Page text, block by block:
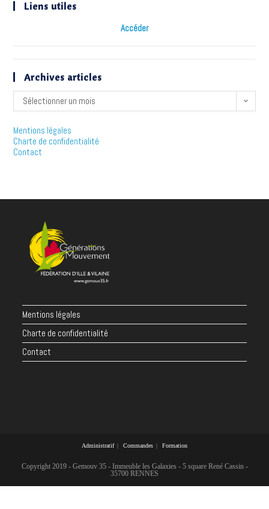
Liens utiles
Accéder
Archives articles
Sélectionner un mois
Mentions légales
Charte de confidentialité
Contact
Mentions légales
Charte de confidentialité
Contact
Administratif Commandes Formation
Copyright 2019 - Gemouv 35 - Immeuble les Galaxies - 5 square René Cassin -
35700 RENNES